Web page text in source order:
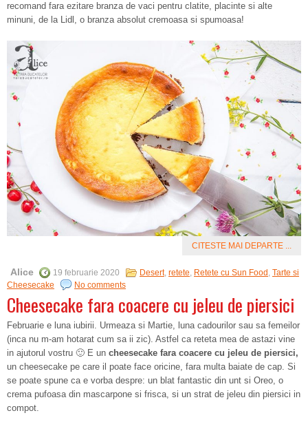
recomand fara ezitare branza de vaci pentru clatite, placinte si alte
minuni, de la Lidl, o branza absolut cremoasa si spumoasa!
CITESTE MAI DEPARTE ...
Alice 19 februarie 2020 Desert, retete, Retete cu Sun Food , Tarte si
Cheesecake
No comments
Cheesecake fara coacere cu jeleu de piersici
Februarie e luna iubirii. Urmeaza si Martie, luna cadourilor sau sa femeilor
(inca nu m-am hotarat cum sa ii zic). Astfel ca reteta mea de astazi vine
in ajutorul vostru 🙂 E un cheesecake fara coacere cu jeleu de piersici,
un cheesecake pe care il poate face oricine, fara multa baiate de cap. Si
se poate spune ca e vorba despre: un blat fantastic din unt si Oreo, o
crema pufoasa din mascarpone si frisca, si un strat de jeleu din piersici in
compot.